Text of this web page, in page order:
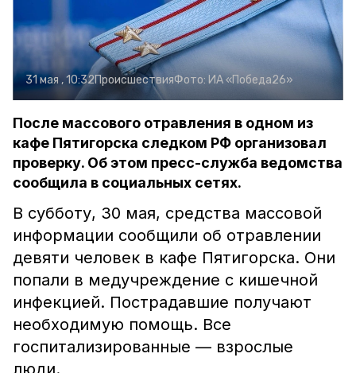
31 мая , 10:32ПроисшествияФото: ИА «Победа26»
После массового отравления в одном из
кафе Пятигорска следком РФ организовал
проверку. Об этом пресс-служба ведомства
сообщила в социальных сетях.
В субботу, 30 мая, средства массовой
информации сообщили об отравлении
девяти человек в кафе Пятигорска. Они
попали в медучреждение с кишечной
инфекцией. Пострадавшие получают
необходимую помощь. Все
госпитализированные — взрослые
люди.